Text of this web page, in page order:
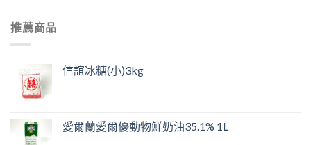
推薦商品
信誼冰糖(小)3kg
愛爾蘭愛爾優動物鮮奶油35.1% 1L